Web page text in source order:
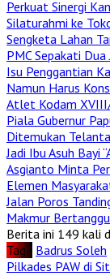
Perkuat Sinergi
Silaturahmi ke
Sengketa Lahan
PMC Sepakati
Isu Penggantian
Namun Harus
Atlet Kodam
Piala Gubernur
Ditemukan
Jadi Ibu Asuh Bayi
Asgianto Minta
Elemen
Jalan Poros
Makmur
Berita ini 149 kali
Tag :
Badrus Soleh
Pilkades PAW di